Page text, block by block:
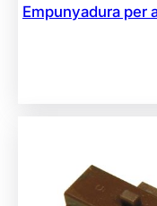
Empunyadura per